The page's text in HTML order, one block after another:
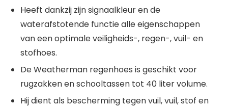
Heeft dankzij zijn signaalkleur en de
waterafstotende functie alle eigenschappen
van een optimale veiligheids-, regen-, vuil- en
stofhoes.
De Weatherman regenhoes is geschikt voor
rugzakken en schooltassen tot 40 liter volume.
Hij dient als bescherming tegen vuil, vuil, stof en